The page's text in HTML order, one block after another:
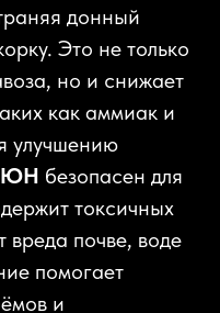
донный
Это не только
но и снижает
как аммиак и
улучшению
безопасен для
токсичных
вреда почве, воде
помогает
и